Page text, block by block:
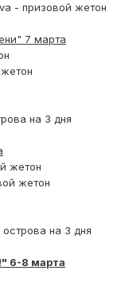
- призовой жетон
7 марта
на 3 дня
жетон
жетон
на 3 дня
6-8 марта